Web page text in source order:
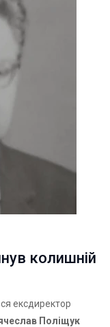
колишній
ексдиректор
Поліщук